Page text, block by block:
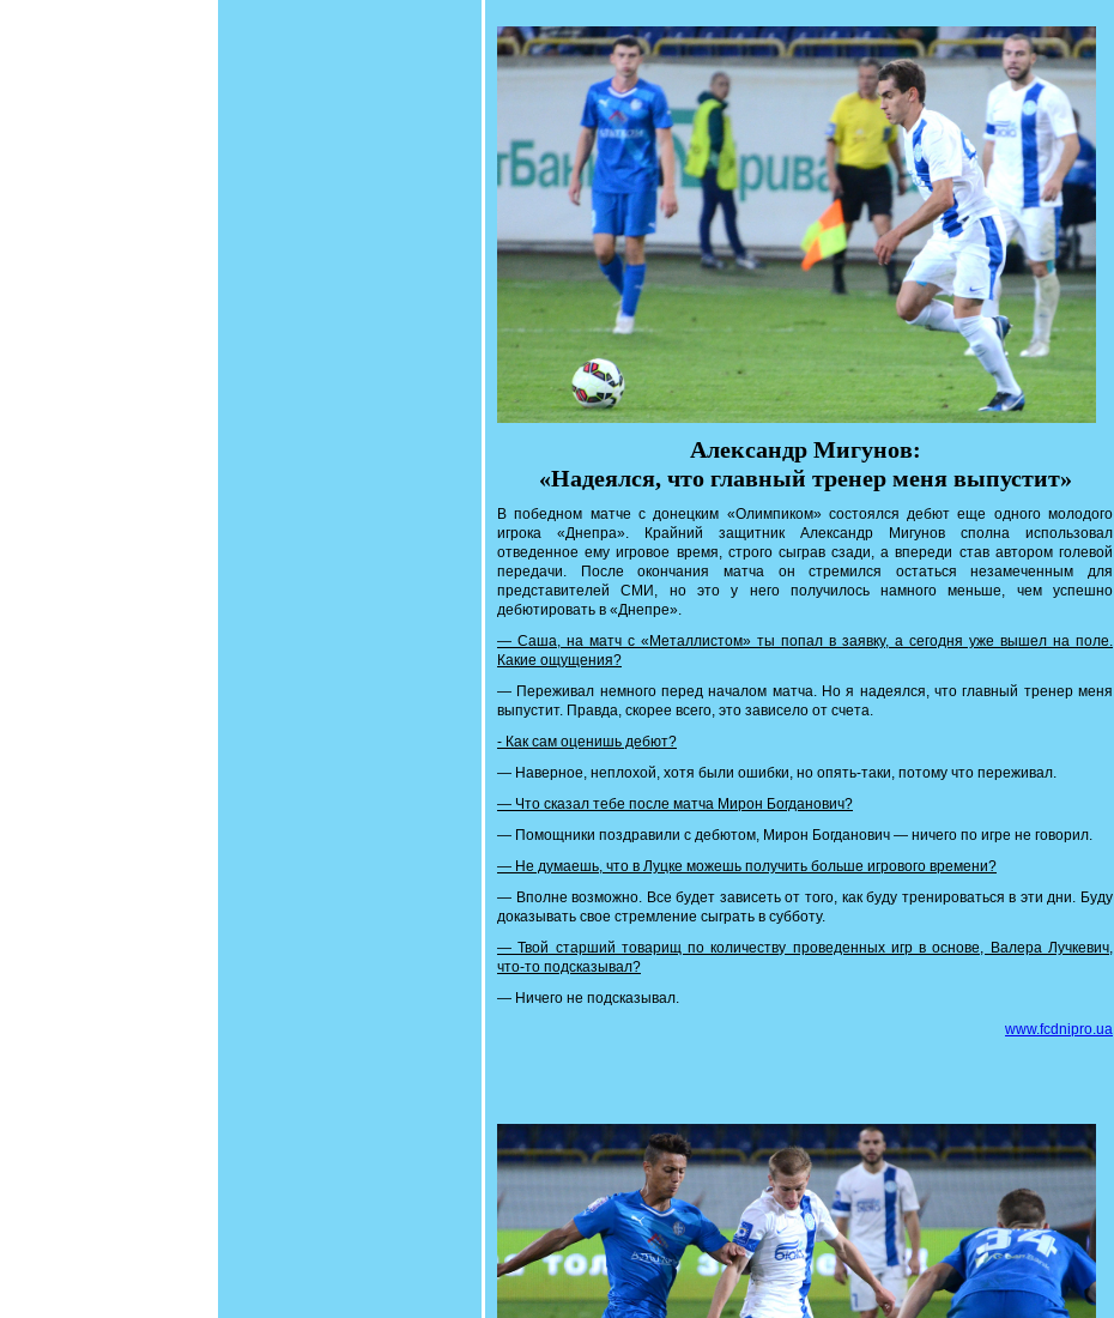
Александр Мигунов:
«Надеялся, что главный тренер меня выпустит»
В победном матче с донецким «Олимпиком» состоялся дебют еще одного молодого
игрока «Днепра». Крайний защитник Александр Мигунов сполна использовал
отведенное ему игровое время, строго сыграв сзади, а впереди став автором голевой
передачи. После окончания матча он стремился остаться незамеченным для
представителей СМИ, но это у него получилось намного меньше, чем успешно
дебютировать в «Днепре».
— Саша, на матч с «Металлистом» ты попал в заявку, а сегодня уже вышел на поле.
Какие ощущения?
— Переживал немного перед началом матча. Но я надеялся, что главный тренер меня
выпустит. Правда, скорее всего, это зависело от счета.
- Как сам оценишь дебют?
— Наверное, неплохой, хотя были ошибки, но опять-таки, потому что переживал.
— Что сказал тебе после матча Мирон Богданович?
— Помощники поздравили с дебютом, Мирон Богданович — ничего по игре не говорил.
— Не думаешь, что в Луцке можешь получить больше игрового времени?
— Вполне возможно. Все будет зависеть от того, как буду тренироваться в эти дни. Буду
доказывать свое стремление сыграть в субботу.
— Твой старший товарищ по количеству проведенных игр в основе, Валера Лучкевич,
что-то подсказывал?
— Ничего не подсказывал.
www.fcdnipro.ua